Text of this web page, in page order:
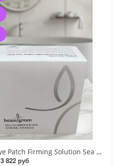
BeauuGreen Hydrogel Eye Patch Firming Solution Sea Cocumber & Black Гидрогелевые патчи для кожи вокруг глаз с экстрактом черного морского огурца 60 шт 90 гр
3 822 руб